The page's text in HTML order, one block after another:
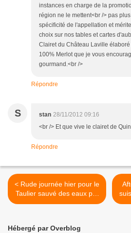
instances en charge de la
région ne le mettent<br /> pas
spécificité de l'appellation et
choix sur nos tables et cartes
Clairet du Château Laville
100% Merlot que je vous
gourmand.<br />
Répondre
S stan 28/11/2012 09:16
<br /> Et que vive le clairet de
Répondre
< Rude journée hier pour le
Taulier sauvé des eaux par
le Montels Nouveau un petit
Hébergé par Overblog